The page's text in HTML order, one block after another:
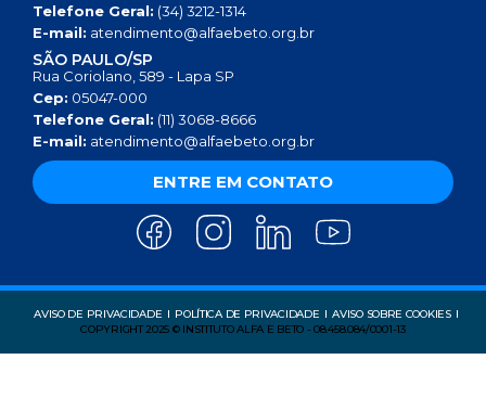
Telefone Geral: (34) 3212-1314
E-mail: atendimento@alfaebeto.org.br
SÃO PAULO/SP
Rua Coriolano, 589 - Lapa SP
Cep: 05047-000
Telefone Geral: (11) 3068-8666
E-mail: atendimento@alfaebeto.org.br
ENTRE EM CONTATO
AVISO DE PRIVACIDADE POLÍTICA DE PRIVACIDADE
AVISO SOBRE COOKIES
COPYRIGHT 2025 © INSTITUTO ALFA E BETO - 08.458.084/0001-13